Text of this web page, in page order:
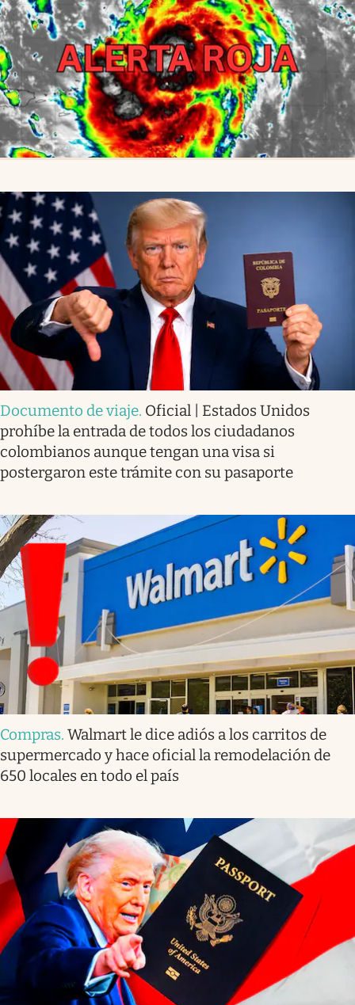
Documento de viaje. Oficial | Estados Unidos
prohíbe la entrada de todos los ciudadanos
colombianos aunque tengan una visa si
postergaron este trámite con su pasaporte
Compras. Walmart le dice adiós a los carritos de
supermercado y hace oficial la remodelación de
650 locales en todo el país